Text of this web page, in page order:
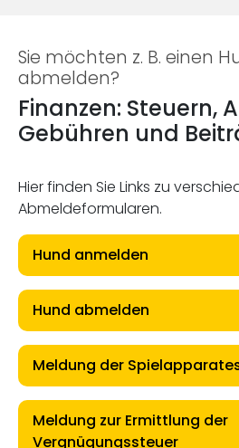
Sie möchten z. B. einen
abmelden?
Finanzen: Steuern,
Gebühren und
Hier finden Sie Links zu
Abmeldeformularen.
Hund anmelden
Hund abmelden
Meldung der
Meldung zur Ermittlung der
Vergnügungssteuer